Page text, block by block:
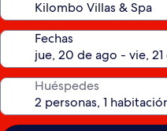
Fechas
Huéspedes